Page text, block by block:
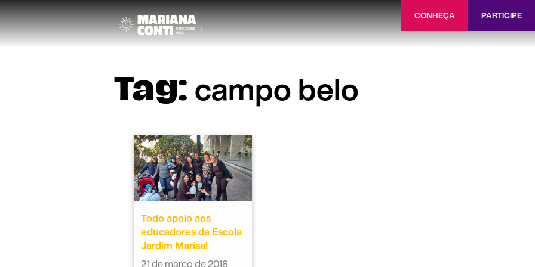
CONHEÇA PARTICIPE
Tag: campo belo
Todo apoio aos
educadores da Escola
Jardim Marisa!
21 de março de 2018